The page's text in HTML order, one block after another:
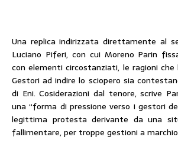
Una replica indirizzata direttamente al
Luciano Piferi, con cui Moreno Parin
con elementi circostanziati, le ragioni
Gestori ad indire lo sciopero sia
di Eni. Cosiderazioni dal tenore, scrive
una “forma di pressione verso i gestori
legittima protesta derivante da una
fallimentare, per troppe gestioni a marchio